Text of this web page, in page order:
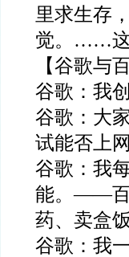
里求生存
觉。……这
【谷歌与
谷歌：我
谷歌：大
试能否上
谷歌：我
能。——百
药、卖盒
谷歌：我